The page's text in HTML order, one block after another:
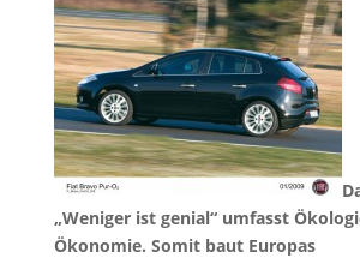
„Weniger ist genial“ umfasst
Ökonomie. Somit baut Europas